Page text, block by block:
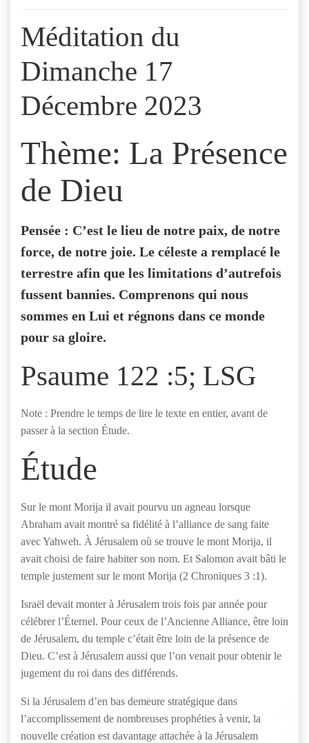
Méditation du
Dimanche 17
Décembre 2023
Thème: La Présence
de Dieu
Pensée : C’est le lieu de notre paix, de notre
force, de notre joie. Le céleste a remplacé le
terrestre afin que les limitations d’autrefois
fussent bannies. Comprenons qui nous
sommes en Lui et régnons dans ce monde
pour sa gloire.
Psaume 122 :5; LSG
Note : Prendre le temps de lire le texte en entier, avant de
passer à la section Étude.
Étude
Sur le mont Morija il avait pourvu un agneau lorsque
Abraham avait montré sa fidélité à l’alliance de sang faite
avec Yahweh. À Jérusalem où se trouve le mont Morija, il
avait choisi de faire habiter son nom. Et Salomon avait bâti le
temple justement sur le mont Morija (2 Chroniques 3 :1).
Israël devait monter à Jérusalem trois fois par année pour
célébrer l’Éternel. Pour ceux de l’Ancienne Alliance, être loin
de Jérusalem, du temple c’était être loin de la présence de
Dieu. C’est à Jérusalem aussi que l’on venait pour obtenir le
jugement du roi dans des différends.
Si la Jérusalem d’en bas demeure stratégique dans
l’accomplissement de nombreuses prophéties à venir, la
nouvelle création est davantage attachée à la Jérusalem